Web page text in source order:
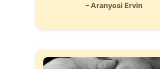
– Aranyosi Ervin